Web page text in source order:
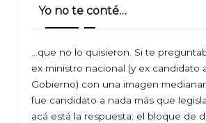
Yo no te conté…
…que no lo quisieron. Si te
ex ministro nacional (y ex candidato
Gobierno) con una imagen
fue candidato a nada más que
acá está la respuesta: el bloque de